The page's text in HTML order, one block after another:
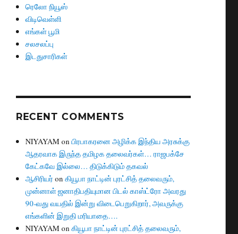
ரெலோ நியூஸ்
விடிவெள்ளி
எங்கள் பூமி
சலசலப்பு
இடதுசாரிகள்
RECENT COMMENTS
NIYAYAM onபிரபாகரனை அழிக்க இந்திய அரசுக்கு
ஆதரவாக இருந்த தமிழக தலைவர்கள்… ராஜபக்சே
கேட்கவே இல்லை… திடுக்கிடும் தகவல்
ஆசிரியர் onகியூபா நாட்டின் புரட்சித் தலைவரும்,
முன்னாள் ஜனாதிபதியுமான பிடல் காஸ்ட்ரோ அவரது
90-வது வயதில் இன்று விடைபெறுகிறார், அவருக்கு
எங்களின் இறுதி மரியாதை….
NIYAYAM onகியூபா நாட்டின் புரட்சித் தலைவரும்,